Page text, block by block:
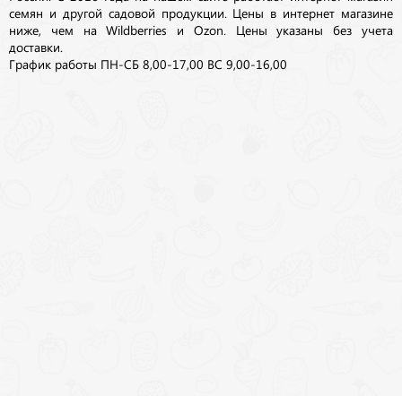
семян и другой садовой продукции. Цены в интернет магазине
ниже, чем на Wildberries и Ozon. Цены указаны без учета
доставки.
График работы ПН-СБ 8,00-17,00 ВС 9,00-16,00